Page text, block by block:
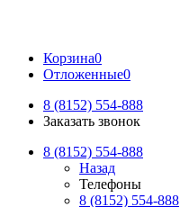
Корзина0
Отложенные0
8 (8152) 554-888
Заказать звонок
8 (8152) 554-888
Назад
Телефоны
8 (8152) 554-888